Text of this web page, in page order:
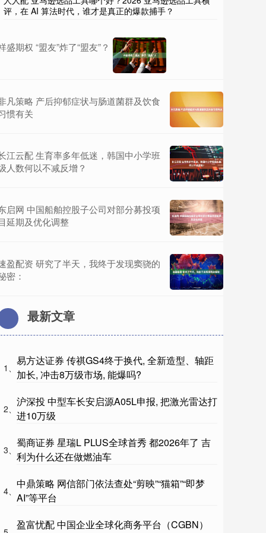
评，在 AI 算法时代，谁才是真正的爆款捕手？
盛期权 “盟友”炸了“盟友”？
凡策略 产后抑郁症状与肠道菌群及饮食
惯有关
江云配 生育率多年低迷，韩国中小学班
人数何以不减反增？
启网 中国船舶控股子公司对部分募投项
延期及优化调整
盈配资 研究了半天，我终于发现窦骁的
密：
最新文章
1、
易方达证券 传祺GS4终于换代, 全新造型、轴距
加长, 冲击8万级市场, 能爆吗?
2、
沪深投 中型车长安启源A05L申报, 把激光雷达打
进10万级
3、
蜀商证券 星瑞L PLUS全球首秀 都2026年了 吉
利为什么还在做燃油车
4、
中鼎策略 网信部门依法查处“剪映”“猫箱”“即梦
AI”等平台
盈富忧配 中国企业全球化商务平台（CGBN）